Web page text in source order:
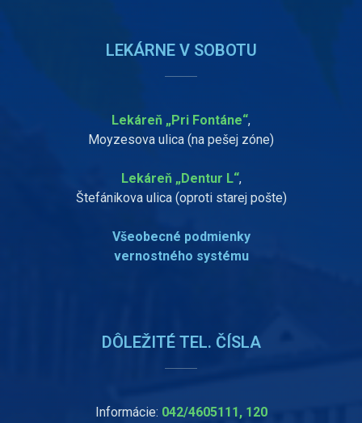
LEKÁRNE V SOBOTU
Lekáreň „Pri Fontáne“,
Moyzesova ulica (na pešej zóne)
Lekáreň „Dentur L“,
Štefánikova ulica (oproti starej pošte)
Všeobecné podmienky
vernostného systému
DÔLEŽITÉ TEL. ČÍSLA
Informácie: 042/4605111, 120